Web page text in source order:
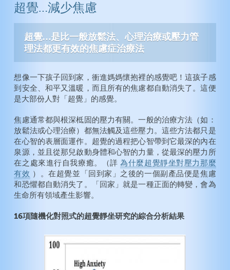
動脈硬化症
膽固醇
高血壓
纖維肌痛症
永遠年輕
戒煙
酗酒
毒癮
注意力不足過動症
智力
超覺…減少焦慮
超覺…是比一般放鬆法、心理治療或壓力管
理法都更有效的焦慮症治療法
想像一下孩子回到家，衝進媽媽懷抱裡的感覺吧！這孩子感
到安全、和平又溫暖，而且所有的焦慮都自動消失了。這便
是大部份人對「超覺」的感覺。
焦慮通常都與根深柢固的壓力有關。一般的治療方法（如：
放鬆法或心理治療）都無法觸及這些壓力。這些方法都只是
在心智的表層面運作。超覺的過程把心智帶到它最深的內在
泉源，並且從那兒啟動身體和心智的力量，從最深的壓力所
在之處來進行自我療癒。（詳為什麼超覺靜坐對壓力那麼
有效 ）。在超覺並「回到家」之後的一個副產品便是焦慮
和恐懼都自動消失了。「回家」就是一種正面的轉變，會為
生命所有領域產生影響。
16項隨機化對照式的超覺靜坐研究的綜合分析結果